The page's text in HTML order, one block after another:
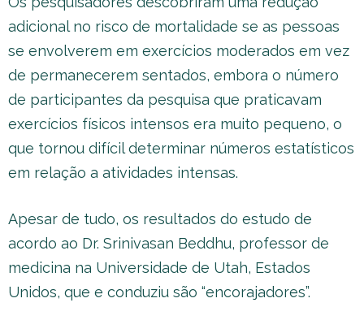
adicional no risco de mortalidade se as pessoas
se envolverem em exercícios moderados em vez
de permanecerem sentados, embora o número
de participantes da pesquisa que praticavam
exercícios físicos intensos era muito pequeno, o
que tornou difícil determinar números estatísticos
em relação a atividades intensas.
Apesar de tudo, os resultados do estudo de
acordo ao Dr. Srinivasan Beddhu, professor de
medicina na Universidade de Utah, Estados
Unidos, que e conduziu são “encorajadores”.